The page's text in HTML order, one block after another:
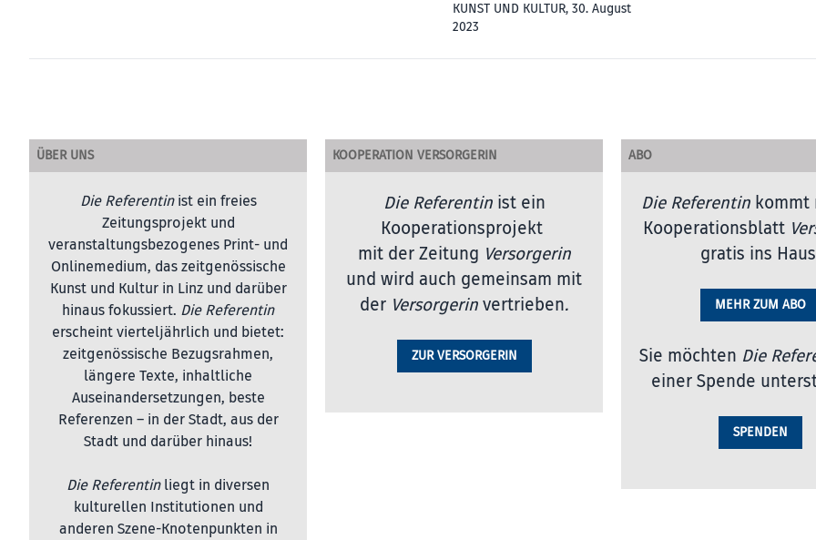
KUNST UND KULTUR, 30. August
2023
ÜBER UNS
Die Referentinist ein freies
Zeitungsprojekt und
veranstaltungsbezogenes Print- und
Onlinemedium, das zeitgenössische
Kunst und Kultur in Linz und darüber
hinaus fokussiert. Die Referentin
erscheint vierteljährlich und bietet:
zeitgenössische Bezugsrahmen,
längere Texte, inhaltliche
Auseinandersetzungen, beste
Referenzen – in der Stadt, aus der
Stadt und darüber hinaus!
Die Referentinliegt in diversen
kulturellen Institutionen und
anderen Szene-Knotenpunkten in
KOOPERATION VERSORGERIN
Die Referentinist ein
Kooperationsprojekt
mit der Zeitung Versorgerin
und wird auch gemeinsam mit
der Versorgerin vertrieben.
ZUR VERSORGERIN
ABO
Die Referentin kommt
Kooperationsblatt
gratis ins
MEHR ZUM ABO
Sie möchten Die
einer Spende
SPENDEN